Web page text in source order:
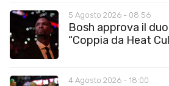
5 Agosto 2026 - 08:56
Bosh approva il
“Coppia da Heat
4 Agosto 2026 - 18:00